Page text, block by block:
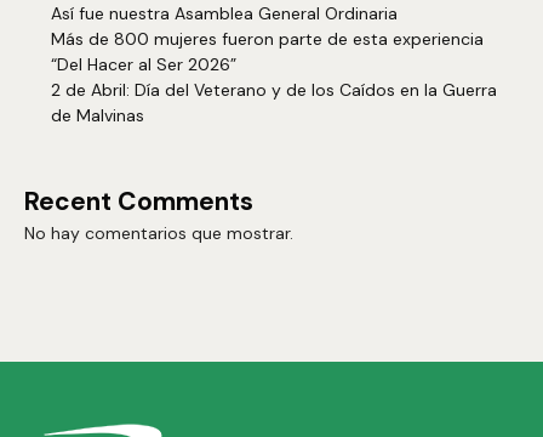
Así fue nuestra Asamblea General Ordinaria
Más de 800 mujeres fueron parte de esta experiencia
“Del Hacer al Ser 2026”
2 de Abril: Día del Veterano y de los Caídos en la Guerra
de Malvinas
Recent Comments
No hay comentarios que mostrar.